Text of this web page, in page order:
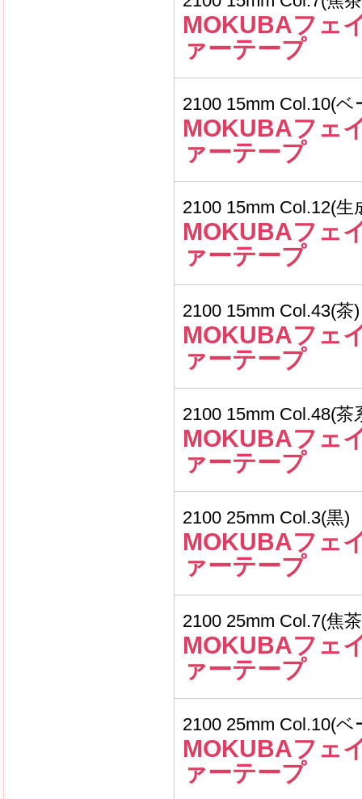
MOKUBAフェ
ァーテープ
2100 15mm Col.10(ベ
MOKUBAフェ
ァーテープ
2100 15mm Col.12(生
MOKUBAフェ
ァーテープ
2100 15mm Col.43(茶)
MOKUBAフェ
ァーテープ
2100 15mm Col.48(茶
MOKUBAフェ
ァーテープ
2100 25mm Col.3(黒)
MOKUBAフェ
ァーテープ
2100 25mm Col.7(焦
MOKUBAフェ
ァーテープ
2100 25mm Col.10(ベ
MOKUBAフェ
ァーテープ